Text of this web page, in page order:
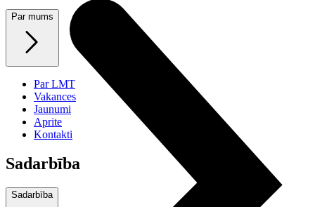
Par mums
Par LMT
Vakances
Jaunumi
Aprite
Kontakti
Sadarbība
Sadarbība